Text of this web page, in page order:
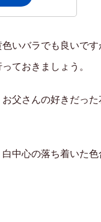
いバラでも良いで
ておきましょう。
父さんの好きだった
中心の落ち着いた